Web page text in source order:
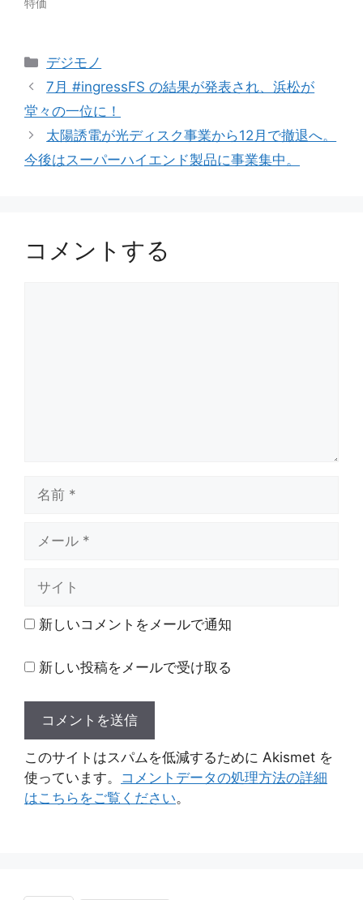
カ
テ
リ
ー
デジモノ
7月 #ingressFS の結果が発表され、浜松が
堂々の一位に！
太陽誘電が光ディスク事業から12月で撤退へ。
今後はスーパーハイエンド製品に事業集中。
コメントする
ト 新しいコメントをメールで通知
新しい投稿をメールで受け取る
このサイトはスパムを低減するために Akismet を
使っています。 コメントデータの処理方法の詳細
はこちらをご覧ください。